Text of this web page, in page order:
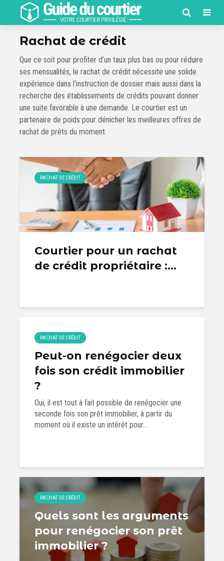
Rachat de crédit
Que ce soit pour profiter d’un taux plus bas ou pour réduire
ses mensualités, le rachat de crédit nécessite une solide
expérience dans l’instruction de dossier mais aussi dans la
recherche des établissements de crédits pouvant donner
une suite favorable à une demande. Le courtier est un
partenaire de poids pour dénicher les meilleures offres de
rachat de prêts du moment.
RACHAT DE CRÉDIT
Courtier pour un rachat
de crédit propriétaire :...
RACHAT DE CRÉDIT
Peut-on renégocier deux
fois son crédit immobilier
?
Oui, il est tout à fait possible de renégocier une
seconde fois son prêt immobilier, à partir du
moment où il existe un intérêt pour...
RACHAT DE CRÉDIT
Quels sont les arguments
pour renégocier son prêt
immobilier ?